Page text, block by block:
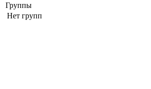
Группы
Нет групп